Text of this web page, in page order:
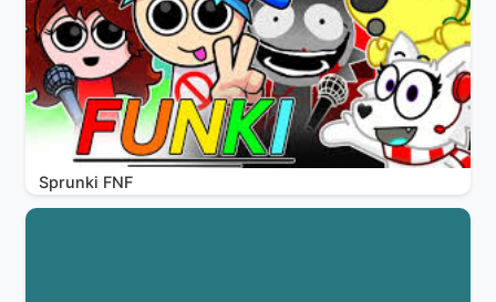
Sprunki FNF